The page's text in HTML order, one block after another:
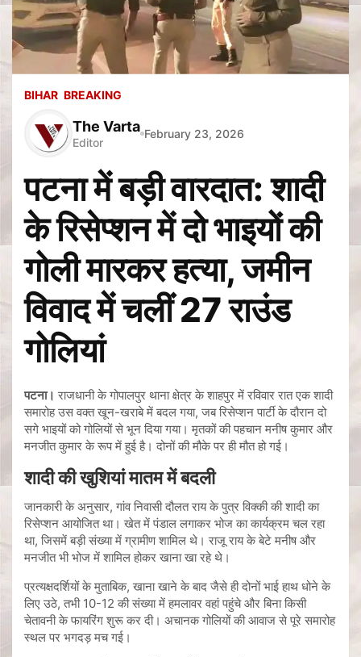
BIHAR BREAKING
The Varta
Editor
February 23, 2026
पटना में बड़ी वारदात: शादी
के रिसेप्शन में दो भाइयों की
गोली मारकर हत्या, जमीन
विवाद में चलीं 27 राउंड
गोलियां
पटना। राजधानी के गोपालपुर थाना क्षेत्र के शाहपुर में रविवार रात एक शादी
समारोह उस वक्त खून-खराबे में बदल गया, जब रिसेप्शन पार्टी के दौरान दो
सगे भाइयों को गोलियों से भून दिया गया। मृतकों की पहचान मनीष कुमार और
मनजीत कुमार के रूप में हुई है। दोनों की मौके पर ही मौत हो गई।
शादी की खुशियां मातम में बदली
जानकारी के अनुसार, गांव निवासी दौलत राय के पुत्र विक्की की शादी का
रिसेप्शन आयोजित था। खेत में पंडाल लगाकर भोज का कार्यक्रम चल रहा
था, जिसमें बड़ी संख्या में ग्रामीण शामिल थे। राजू राय के बेटे मनीष और
मनजीत भी भोज में शामिल होकर खाना खा रहे थे।
प्रत्यक्षदर्शियों के मुताबिक, खाना खाने के बाद जैसे ही दोनों भाई हाथ धोने के
लिए उठे, तभी 10-12 की संख्या में हमलावर वहां पहुंचे और बिना किसी
चेतावनी के फायरिंग शुरू कर दी। अचानक गोलियों की आवाज से पूरे समारोह
स्थल पर भगदड़ मच गई।